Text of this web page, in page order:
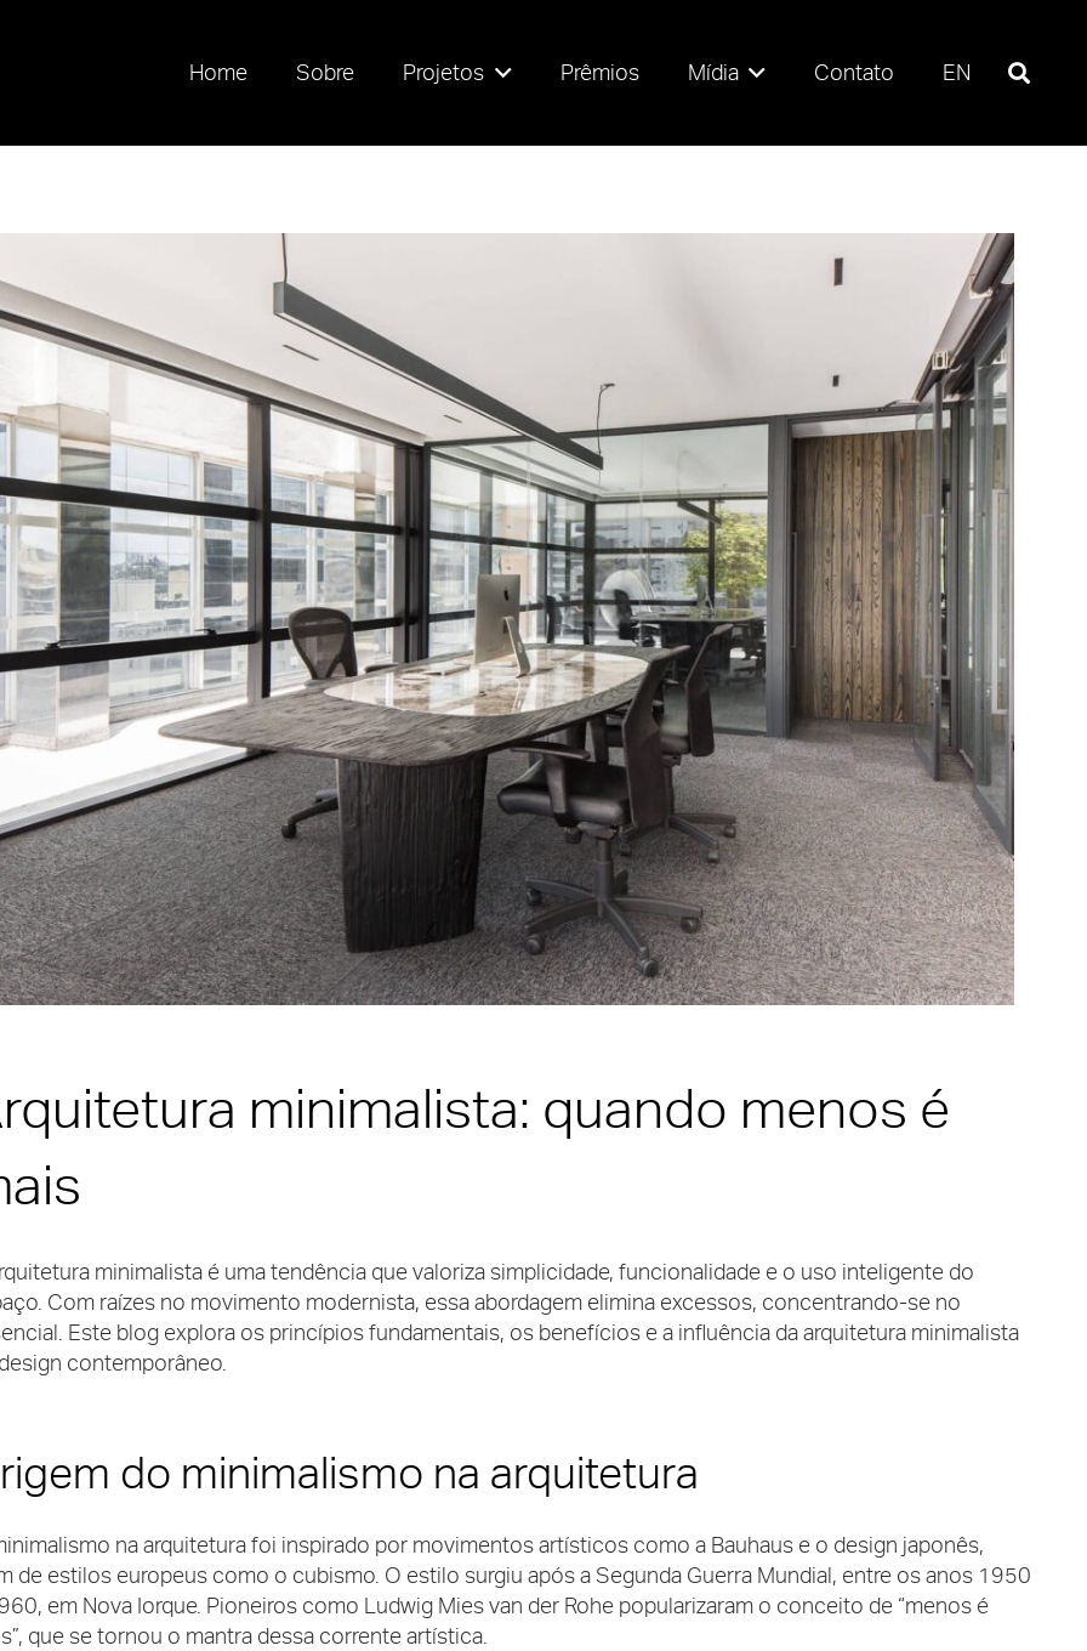
Home Sobre Projetos Prêmios Mídia Contato EN
minimalista: quando menos é
minimalista é uma tendência que valoriza simplicidade, funcionalidade e o uso inteligente do
Com raízes no movimento modernista, essa abordagem elimina excessos, concentrando-se no
Este blog explora os princípios fundamentais, os benefícios e a influência da arquitetura minimalista
contemporâneo.
do minimalismo na arquitetura
na arquitetura foi inspirado por movimentos artísticos como a Bauhaus e o design japonês,
de estilos europeus como o cubismo. O estilo surgiu após a Segunda Guerra Mundial, entre os anos 1950
em Nova Iorque. Pioneiros como Ludwig Mies van der Rohe popularizaram o conceito de “menos é
que se tornou o mantra dessa corrente artística.